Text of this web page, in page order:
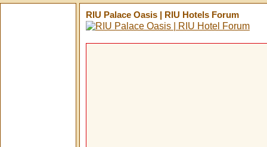
RIU Palace Oasis | RIU Hotels Forum